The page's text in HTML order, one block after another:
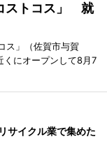
ストコス」 就
ス」（佐賀市与賀
くにオープンして8月7
サイクル業で集めた